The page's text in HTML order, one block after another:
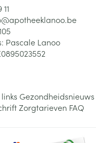
11
apotheeklanoo.be
Pascale Lanoo
Gezondheidsnieuws
Zorgtarieven FAQ